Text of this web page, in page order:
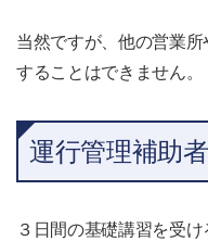
当然ですが、他の営業
することはできません。
運行管理補助
３日間の基礎講習を受